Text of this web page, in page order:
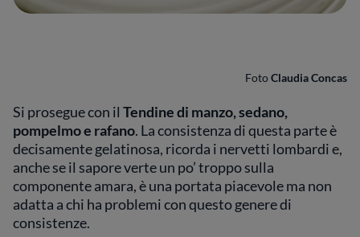
FotoClaudia Concas
Si prosegue con il Tendine di manzo, sedano,
pompelmo e rafano. La consistenza di questa parte è
decisamente gelatinosa, ricorda i nervetti lombardi e,
anche se il sapore verte un po’ troppo sulla
componente amara, è una portata piacevole ma non
adatta a chi ha problemi con questo genere di
consistenze.